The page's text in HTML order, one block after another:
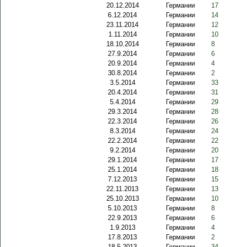
20.12.2014
Германии
17
6.12.2014
Германии
14
23.11.2014
Германии
12
1.11.2014
Германии
10
18.10.2014
Германии
8
27.9.2014
Германии
6
20.9.2014
Германии
4
30.8.2014
Германии
2
3.5.2014
Германии
33
20.4.2014
Германии
31
5.4.2014
Германии
29
29.3.2014
Германии
28
22.3.2014
Германии
26
8.3.2014
Германии
24
22.2.2014
Германии
22
9.2.2014
Германии
20
29.1.2014
Германии
17
25.1.2014
Германии
18
7.12.2013
Германии
15
22.11.2013
Германии
13
25.10.2013
Германии
10
5.10.2013
Германии
8
22.9.2013
Германии
6
1.9.2013
Германии
4
17.8.2013
Германии
2